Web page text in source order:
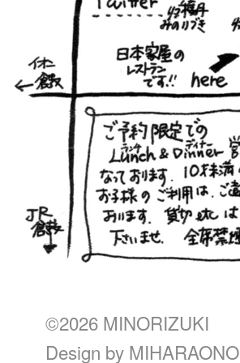
©2026 MINORIZUKI
Design by MIHARAONO